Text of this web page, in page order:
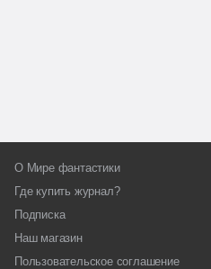
О Мире фантастики
Где купить журнал?
Подписка
Наш магазин
Пользовательское соглашение